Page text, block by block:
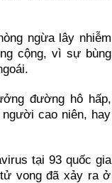
ngừa lây nhiễm
cộng, vì sự bùng
đường hô hấp,
cao niên, hay
tại 93 quốc gia
vong đã xảy ra ở